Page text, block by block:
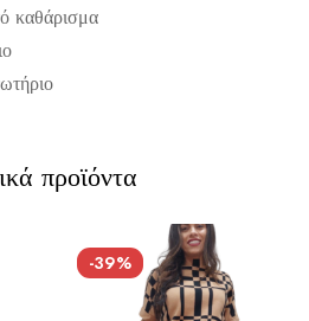
καθάρισμα
προϊόντα
-39%